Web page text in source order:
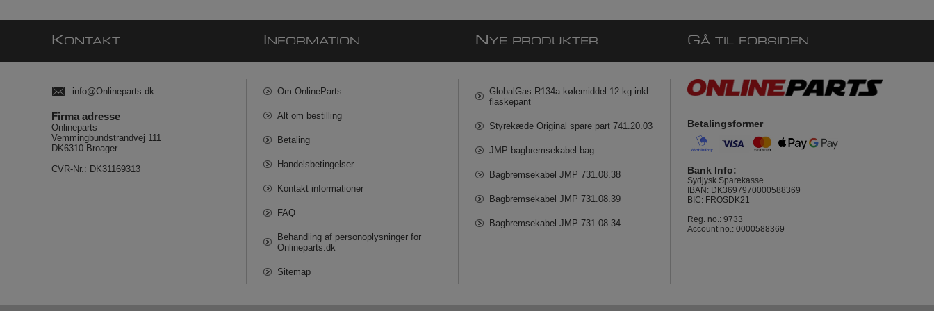
KONTAKT
info@Onlineparts.dk
Firma adresse
Onlineparts
Vemmingbundstrandvej 111
DK6310 Broager
CVR-Nr.: DK31169313
NFORMATION
Om OnlineParts
Alt om bestilling
Betaling
Handelsbetingelser
Kontakt informationer
FAQ
Behandling af personoplysninger for
Onlineparts.dk
Sitemap
N YE PRODUKTER
GlobalGas R134a kølemiddel 12 kg inkl.
flaskepant
Styrekæde Original spare part 741.20.03
JMP bagbremsekabel bag
Bagbremsekabel JMP 731.08.38
Bagbremsekabel JMP 731.08.39
Bagbremsekabel JMP 731.08.34
GÅ TIL FORSIDEN
Betalingsformer
Bank Info:
Sydjysk Sparekasse
IBAN: DK3697970000588369
BIC: FROSDK21
Reg. no.: 9733
Account no.: 0000588369